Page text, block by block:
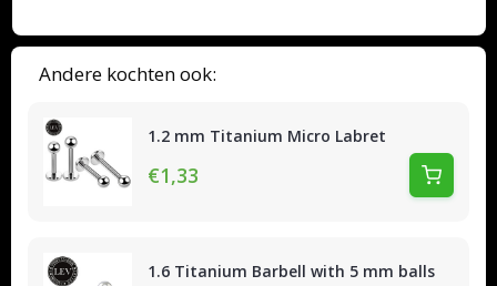
Andere kochten ook:
1.2 mm Titanium Micro Labret
€1,33
1.6 Titanium Barbell with 5 mm balls